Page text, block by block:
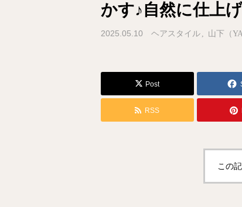
かす♪自然に仕上
2025.05.10 ヘアスタイル 山下（
Post
RSS
この